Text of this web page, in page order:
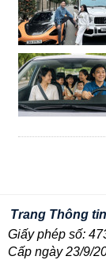
Trang Thông
Giấy phép số:
Cấp ngày 23/9/